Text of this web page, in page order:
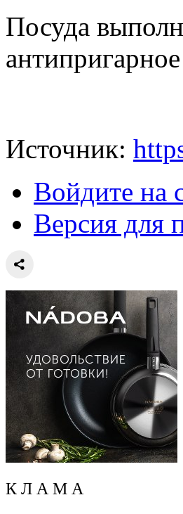
Посуда
Источник:
Войдите на
Версия для
К Л А М А